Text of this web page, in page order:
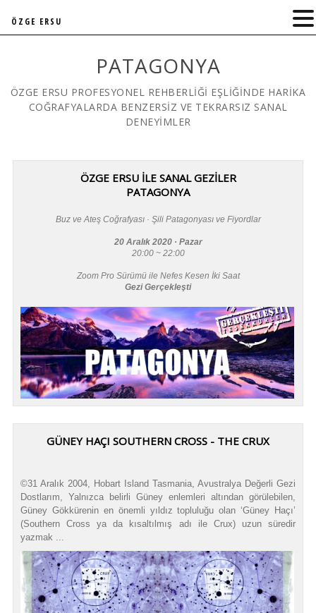
PATAGONYA
ÖZGE ERSU PROFESYONEL REHBERLİĞİ EŞLİĞİNDE HARİKA
COĞRAFYALARDA BENZERSİZ VE TEKRARSIZ SANAL
DENEYİMLER
ÖZGE ERSU İLE SANAL GEZİLER
PATAGONYA
Buz ve Ateş Coğrafyası · Şili Patagonyası ve Fiyordlar
20 Aralık 2020 · Pazar
20:00 ~ 22:00
Zoom Pro Sürümü ile Nefes Kesen İki Saat
Gezi Gerçekleşti
GÜNEY HAÇI SOUTHERN CROSS - THE CRUX
©31 Aralık 2004, Hobart Island Tasmania, Avustralya Değerli Gezi
Dostlarım, Yalnızca belirli Güney enlemleri altından görülebilen,
Güney Gökkürenin en önemli yıldız topluluğu olan ‘Güney Haçı’
(Southern Cross ya da kısaltılmış adı ile Crux) uzun süredir
yazmak ...
ÖZGE ERSU